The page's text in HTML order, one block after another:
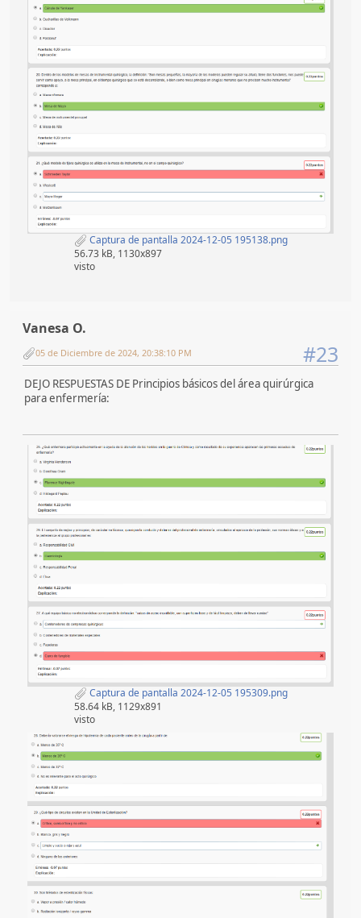
Captura de pantalla 2024-12-05 195138.png
56.73 kB, 1130x897
visto
Vanesa O.
#23
05 de Diciembre de 2024, 20:38:10 PM
DEJO RESPUESTAS DE Principios básicos del área quirúrgica
para enfermería:
Captura de pantalla 2024-12-05 195309.png
58.64 kB, 1129x891
visto